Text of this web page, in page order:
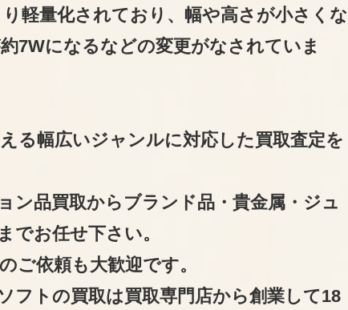
軽量化されており、幅や高さが小さくな
7Wになるなどの変更がなされていま
る幅広いジャンルに対応した買取査定を
ン品買取からブランド品・貴金属・ジュ
でお任せ下さい。
ご依頼も大歓迎です。
フトの買取は買取専門店から創業して18